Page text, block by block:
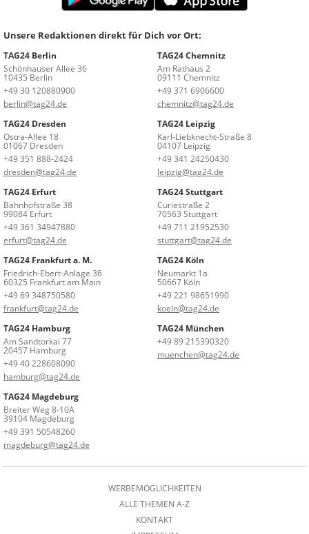
Unsere Redaktionen direkt für Dich vor Ort:
TAG24 Berlin
Schönhauser Allee 36
10435 Berlin
+49 30 120880900
berlin@tag24.de
TAG24 Chemnitz
Am Rathaus 2
09111 Chemnitz
+49 371 6906600
chemnitz@tag24.de
TAG24 Dresden
Ostra-Allee 18
01067 Dresden
+49 351 888-2424
dresden@tag24.de
TAG24 Leipzig
Karl-Liebknecht-Straße 8
04107 Leipzig
+49 341 24250430
leipzig@tag24.de
TAG24 Erfurt
Bahnhofstraße 38
99084 Erfurt
+49 361 34947880
erfurt@tag24.de
TAG24 Stuttgart
Curiestraße 2
70563 Stuttgart
+49 711 21952530
stuttgart@tag24.de
TAG24 Frankfurt a. M.
Friedrich-Ebert-Anlage 36
60325 Frankfurt am Main
+49 69 348750580
frankfurt@tag24.de
TAG24 Köln
Neumarkt 1a
50667 Köln
+49 221 98651990
koeln@tag24.de
TAG24 Hamburg
Am Sandtorkai 77
20457 Hamburg
+49 40 228608090
hamburg@tag24.de
TAG24 München
+49 89 215390320
muenchen@tag24.de
TAG24 Magdeburg
Breiter Weg 8-10A
39104 Magdeburg
+49 391 50548260
magdeburg@tag24.de
WERBEMÖGLICHKEITEN
ALLE THEMEN A-Z
KONTAKT